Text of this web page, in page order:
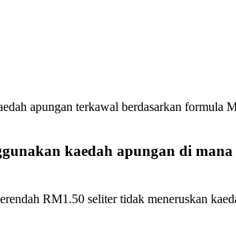
apungan terkawal berdasarkan
kaedah apungan di
RM1.50 seliter tidak meneruskan